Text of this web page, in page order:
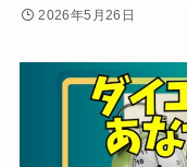
2026年5月26日